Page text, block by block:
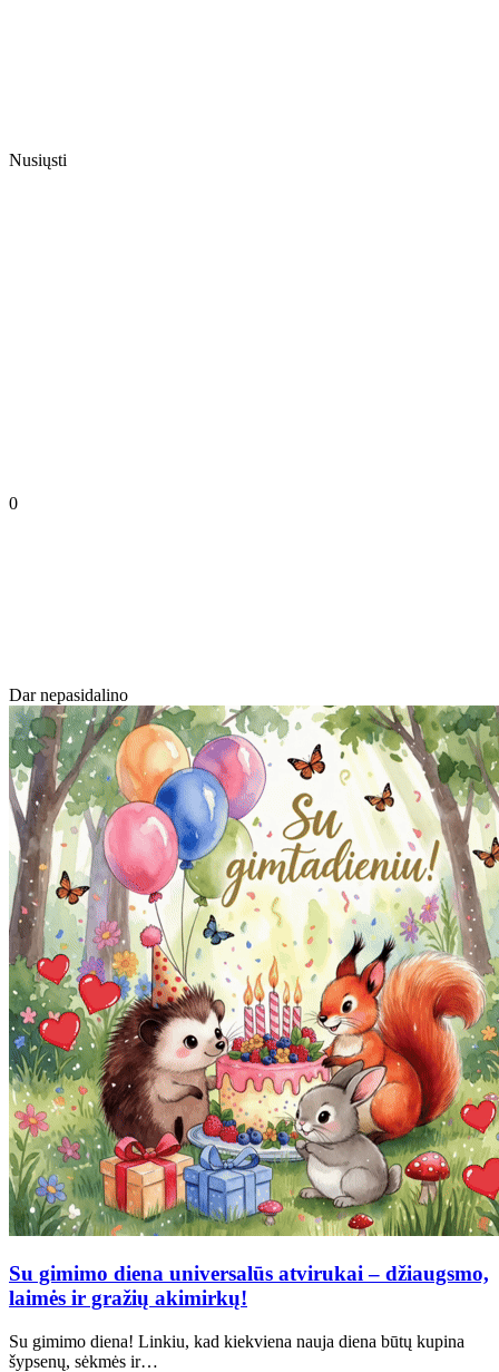
Nusiųsti
0
Dar nepasidalino
Su gimimo diena universalūs atvirukai – džiaugsmo,
laimės ir gražių akimirkų!
Su gimimo diena! Linkiu, kad kiekviena nauja diena būtų kupina
šypsenų, sėkmės ir…